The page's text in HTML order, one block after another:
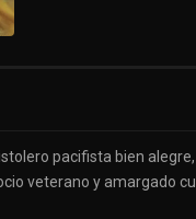
pacifista bien
veterano y amargado